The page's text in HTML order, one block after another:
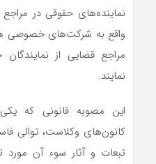
نماینده‌های حقوقی در مراجع
واقع به شرکت‌های خصوصی
مراجع قضایی از
نمایند.
این مصوبه قانونی که
کانون‌های وکلاست، توالی
تبعات و آثار سوء آن مورد